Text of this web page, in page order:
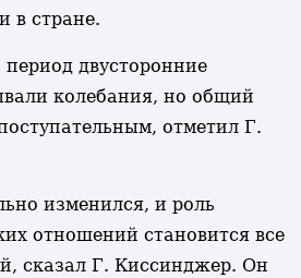
в стране.
период двусторонние
колебания, но общий
отметил Г.
изменился, и роль
отношений становится все
сказал Г. Киссинджер. Он